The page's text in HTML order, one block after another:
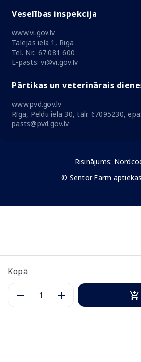
Kopā
Veselības inspekcija
www.vi.gov.lv
Talejas iela 1, Riga
Tel. Nr.: 67 081 600
E-pasts: vi@vi.gov.lv
Pārtikas un veterinārais
www.pvd.gov.lv
Rīga, Peldu iela 30, tālr. 67095230,
pasts@pvd.gov.lv
Risinājums:
© Sentor Farm